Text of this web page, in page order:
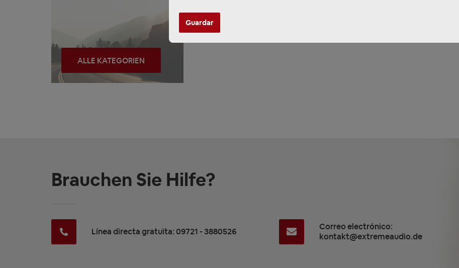
ALLE KATEGORIEN
Brauchen Sie Hilfe?
Línea directa gratuita: 09721 - 3880526
Correo electrónico:
kontakt@extremeaudio.de
Guardar